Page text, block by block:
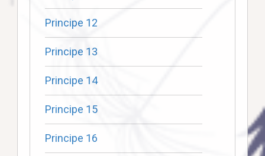
Principe 12
Principe 13
Principe 14
Principe 15
Principe 16